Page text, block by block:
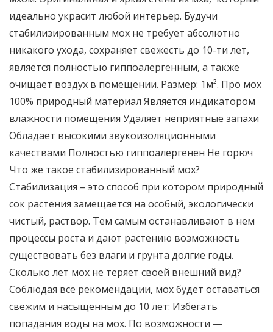
идеально украсит любой интерьер. Будучи
стабилизированным мох не требует абсолютно
никакого ухода, сохраняет свежесть до 10-ти лет,
является полностью гиппоалергенным, а также
очищает воздух в помещении. Размер: 1м². Про мох
100% природный материал Является индикатором
влажности помещения Удаляет неприятные запахи
Обладает высокими звукоизоляционными
качествами Полностью гиппоалергенен Не горюч
Что же такое стабилизированный мох?
Стабилизация – это способ при котором природный
сок растения замещается на особый, экологически
чистый, раствор. Тем самым останавливают в нем
процессы роста и дают растению возможность
существовать без влаги и грунта долгие годы.
Сколько лет мох не теряет своей внешний вид?
Соблюдая все рекомендации, мох будет оставаться
свежим и насыщенным до 10 лет: Избегать
попадания воды на мох. По возможности —